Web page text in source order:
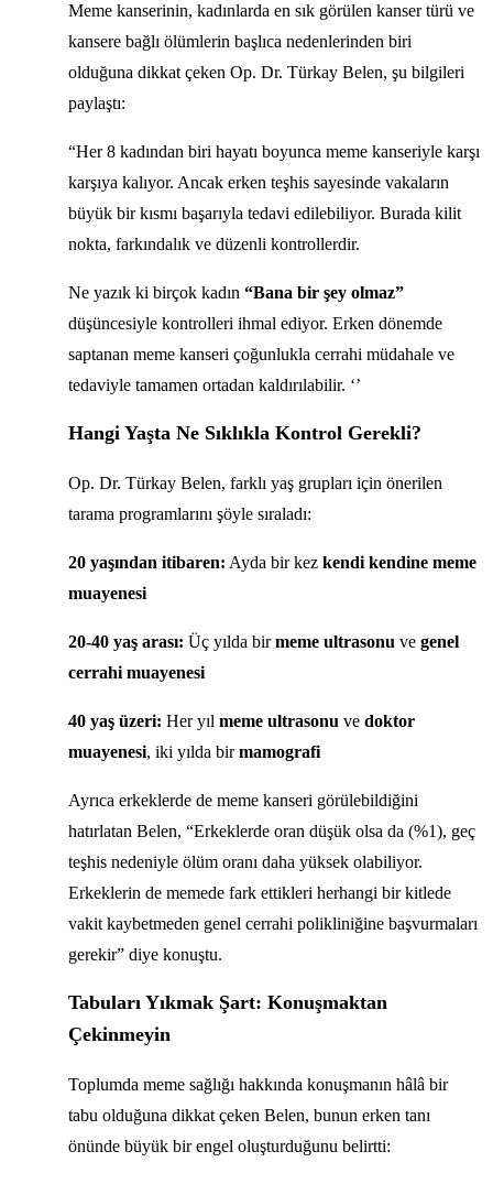
Meme kanserinin, kadınlarda en sık görülen kanser türü ve
kansere bağlı ölümlerin başlıca nedenlerinden biri
olduğuna dikkat çeken Op. Dr. Türkay Belen, şu bilgileri
paylaştı:
“Her 8 kadından biri hayatı boyunca meme kanseriyle karşı
karşıya kalıyor. Ancak erken teşhis sayesinde vakaların
büyük bir kısmı başarıyla tedavi edilebiliyor. Burada kilit
nokta, farkındalık ve düzenli kontrollerdir.
Ne yazık ki birçok kadın “Bana bir şey olmaz”
düşüncesiyle kontrolleri ihmal ediyor. Erken dönemde
saptanan meme kanseri çoğunlukla cerrahi müdahale ve
tedaviyle tamamen ortadan kaldırılabilir. ‘’
Hangi Yaşta Ne Sıklıkla Kontrol Gerekli?
Op. Dr. Türkay Belen, farklı yaş grupları için önerilen
tarama programlarını şöyle sıraladı:
20 yaşından itibaren: Ayda bir kez kendi kendine meme
muayenesi
20-40 yaş arası: Üç yılda birmeme ultrasonu ve genel
cerrahi muayenesi
40 yaş üzeri: Her yıl meme ultrasonu ve doktor
muayenesi, iki yılda birmamografi
Ayrıca erkeklerde de meme kanseri görülebildiğini
hatırlatan Belen, “Erkeklerde oran düşük olsa da (%1), geç
teşhis nedeniyle ölüm oranı daha yüksek olabiliyor.
Erkeklerin de memede fark ettikleri herhangi bir kitlede
vakit kaybetmeden genel cerrahi polikliniğine başvurmaları
gerekir” diye konuştu.
Tabuları Yıkmak Şart: Konuşmaktan
Çekinmeyin
Toplumda meme sağlığı hakkında konuşmanın hâlâ bir
tabu olduğuna dikkat çeken Belen, bunun erken tanı
önünde büyük bir engel oluşturduğunu belirtti: